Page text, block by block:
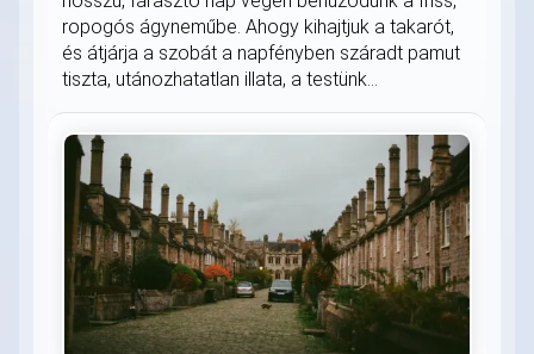
ropogós ágyneműbe. Ahogy kihajtjuk a takarót,
és átjárja a szobát a napfényben száradt pamut
tiszta, utánozhatatlan illata, a testünk...